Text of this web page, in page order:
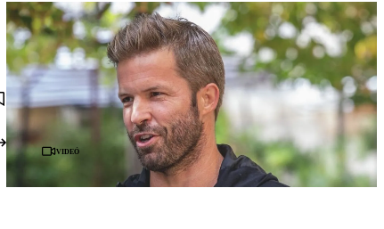
Videó